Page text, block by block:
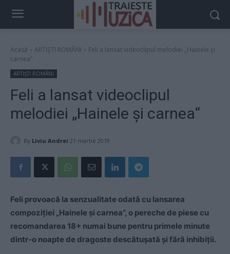
Acasă ARTIȘTI ROMÂNI
Feli a lansat videoclipul melodiei „Hainele şi
carnea“
ARTIȘTI ROMÂNI
Feli a lansat videoclipul
melodiei „Hainele şi carnea“
By Liviu Andrei 21 martie 2019
Feli provoacă la senzualitate odată cu lansarea
compoziţiei „Hainele şi carnea”, o pereche de piese cu
recomandarea 18+ numai bune pentru primele minute
dintr-o noapte de dragoste descătuşată şi fără inhibiţii.